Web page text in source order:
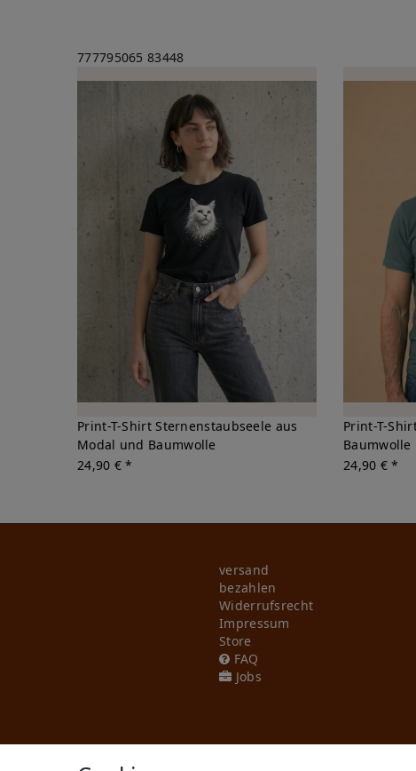
777795065 83448
Print-T-Shirt Sternenstaubseele aus
Modal und Baumwolle
24,90 € *
Print-T-
Baumwolle
24,90 € *
versand
bezahlen
Widerrufs­recht
Impressum
Store
FAQ
Jobs